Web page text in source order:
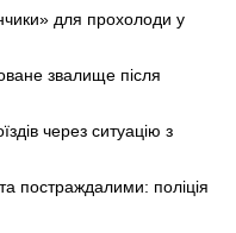
для прохолоди у
звалище після
через ситуацію з
постраждалими: поліція